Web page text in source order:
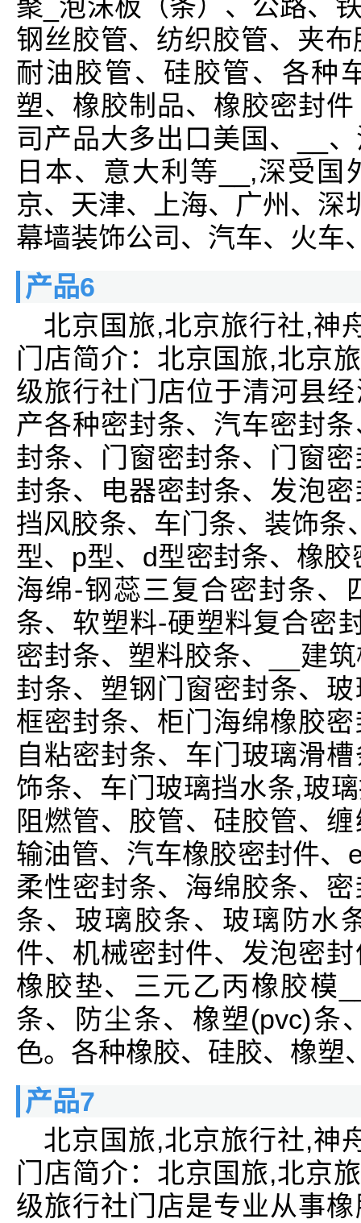
聚_泡沫板（条）、公路、
钢丝胶管、纺织胶管、夹
耐油胶管、硅胶管、各种
塑、橡胶制品、橡胶密封
司产品大多出口美国、__
日本、意大利等__,深受
京、天津、上海、广州、深
幕墙装饰公司、汽车、火车
产品6
北京国旅,北京旅行社,神
门店简介：北京国旅,北京
级旅行社门店位于清河县
产各种密封条、汽车密封
封条、门窗密封条、门窗
封条、电器密封条、发泡
挡风胶条、车门条、装饰条
型、p型、d型密封条、橡
海绵-钢蕊三复合密封条、
条、软塑料-硬塑料复合密
密封条、塑料胶条、__建
封条、塑钢门窗密封条、
框密封条、柜门海绵橡胶
自粘密封条、车门玻璃滑
饰条、车门玻璃挡水条,玻
阻燃管、胶管、硅胶管、
输油管、汽车橡胶密封件
柔性密封条、海绵胶条、
条、玻璃胶条、玻璃防水
件、机械密封件、发泡密
橡胶垫、三元乙丙橡胶模
条、防尘条、橡塑(pvc)条
色。各种橡胶、硅胶、橡塑
产品7
北京国旅,北京旅行社,神
门店简介：北京国旅,北京
级旅行社门店是专业从事